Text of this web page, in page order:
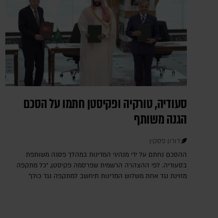
סעודיה, טורקיה ופקיסטן חתמו על הסכם
הגנה משותף
דורון פסקין
ההסכם נחתם על ידי מנהיגי המדינות במהלך פסגה משותפת
בסעודיה. לפי ההצהרה הרשמית שפרסמה פקיסטן, "כל מתקפה
מזוינת נגד אחת משלוש המדינות תיחשב למתקפה נגד כולן"